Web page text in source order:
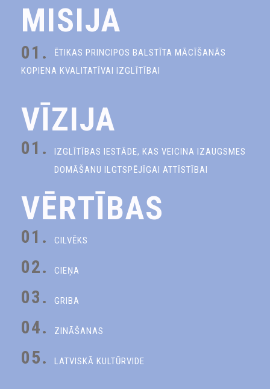
MISIJA
01.
ĒTIKAS PRINCIPOS BALSTĪTA MĀCĪŠANĀS
KOPIENA KVALITATĪVAI IZGLĪTĪBAI
VĪZIJA
01.
IZGLĪTĪBAS IESTĀDE, KAS VEICINA IZAUGSMES
DOMĀŠANU ILGTSPĒJĪGAI ATTĪSTĪBAI
VĒRTĪBAS
01. CILVĒKS
02. CIEŅA
03. GRIBA
04. ZINĀŠANAS
05. LATVISKĀ KULTŪRVIDE